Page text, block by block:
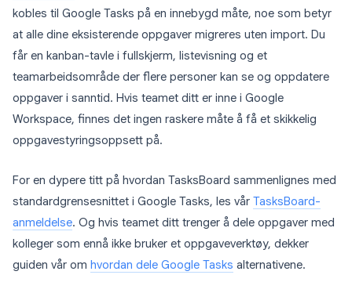
kobles til Google Tasks på en innebygd måte, noe som betyr
at alle dine eksisterende oppgaver migreres uten import. Du
får en kanban-tavle i fullskjerm, listevisning og et
teamarbeidsområde der flere personer kan se og oppdatere
oppgaver i sanntid. Hvis teamet ditt er inne i Google
Workspace, finnes det ingen raskere måte å få et skikkelig
oppgavestyringsoppsett på.
For en dypere titt på hvordan TasksBoard sammenlignes med
standardgrensesnittet i Google Tasks, les vår TasksBoard-
anmeldelse. Og hvis teamet ditt trenger å dele oppgaver med
kolleger som ennå ikke bruker et oppgaveverktøy, dekker
guiden vår om hvordan dele Google Tasks alternativene.